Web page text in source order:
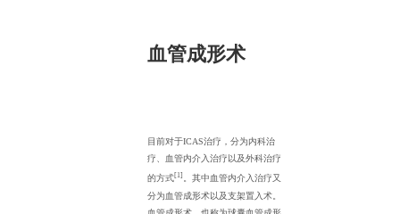
血管成形术
目前对于ICAS治疗，分为内科治
疗、血管内介入治疗以及外科治疗
的方式[1] 。其中血管内介入治疗又
分为血管成形术以及支架置入术。